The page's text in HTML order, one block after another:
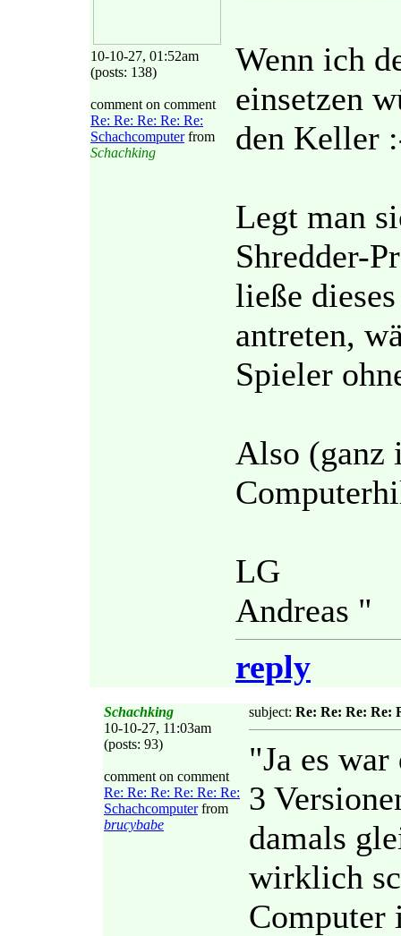
10-10-27, 01:52am
(posts: 138)
comment on comment
Re: Re: Re: Re: Re:
Schachcomputerfrom
Schachking
Wenn ich
einsetzen
den Keller
Legt man
Shredder-
ließe
antreten,
Spieler
Also (ganz
LG
Andreas "
reply
Schachking
10-10-27, 11:03am
(posts: 93)
comment on comment
Re: Re: Re: Re: Re: Re:
Schachcomputerfrom
brucybabe
subject: Re: Re: Re: Re:
"Ja es war
3
damals
wirklich
Computer